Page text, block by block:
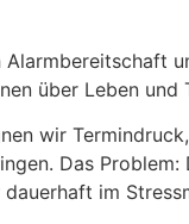
über Leben und
wir
Das
im